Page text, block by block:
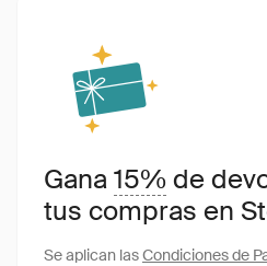
Gana15% de
tus compras en
Se aplican lasCondiciones de